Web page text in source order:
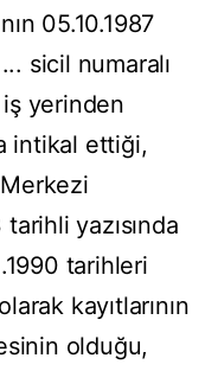
05.10.1987
sicil numaralı
iş yerinden
intikal ettiği,
yazısında
tarihleri
kayıtlarının
olduğu,